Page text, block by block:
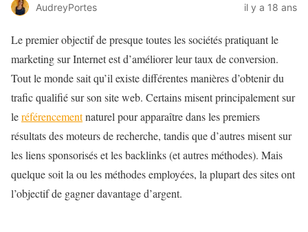
AudreyPortes il y a 18 ans
Le premier objectif de presque toutes les sociétés pratiquant le
marketing sur Internet est d’améliorer leur taux de conversion.
Tout le monde sait qu’il existe différentes manières d’obtenir du
trafic qualifié sur son site web. Certains misent principalement sur
leréférencementnaturel pour apparaître dans les premiers
résultats des moteurs de recherche, tandis que d’autres misent sur
les liens sponsorisés et les backlinks (et autres méthodes). Mais
quelque soit la ou les méthodes employées, la plupart des sites ont
l’objectif de gagner davantage d’argent.